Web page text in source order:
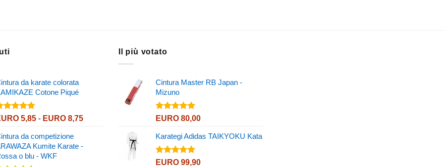
da karate colorata
Cotone Piqué
su 5
5,85 - EURO 8,75Fascia
da
da competizione
Kumite Karate -
o blu - WKF
Il più votato
Cintura Master RB Japan -
Mizuno
Valutato
EURO 80,00
Karategi Adidas TAIKYOKU Kata
Valutato
EURO 99,90